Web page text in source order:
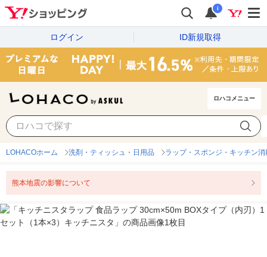
i
ログイン ID新規取得
ロハコメニュー
LOHACOホーム 洗剤・ティッシュ・日用品 ラップ・スポンジ・キッチン消
熊本地震の影響について